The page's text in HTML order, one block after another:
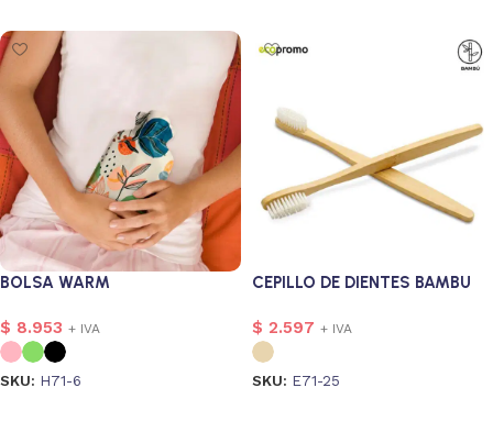
1
BOLSA WARM
$ 8.953 + IVA
SKU: H71-6
CEPILLO DE DIENTES BAMBU
$ 2.597 + IVA
SKU: E71-25